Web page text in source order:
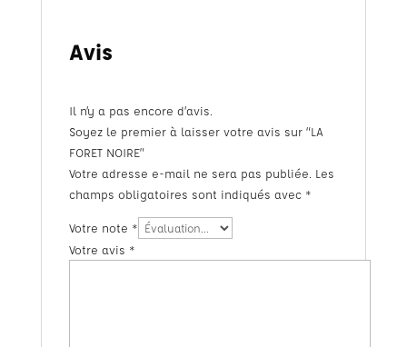
Avis
Il n’y a pas encore d’avis.
Soyez le premier à laisser votre avis sur “LA
FORET NOIRE”
Votre adresse e-mail ne sera pas publiée. Les
champs obligatoires sont indiqués avec *
Votre note *
Votre avis *